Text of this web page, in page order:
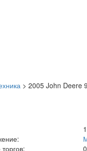
> 2005 John Deere